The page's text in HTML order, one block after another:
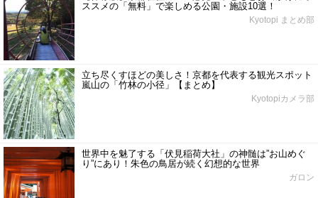
ススメの「無料」で楽しめる公園・施設10選！
Kyotopi まとめ部
立ち尽くすほどの美しさ！京都を代表する観光スポット
嵐山の「竹林の小径」【まとめ】
Kyotopiカメラ部
世界中を魅了する「伏見稲荷大社」の神髄は”お山めぐ
り”にあり！朱色の鳥居が続く幻想的な世界
ガロン